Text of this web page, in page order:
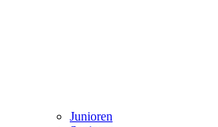
Junioren